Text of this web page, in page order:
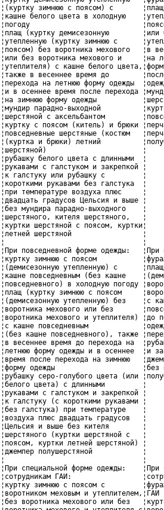
¦(куртку зимнюю с поясом) с
¦кашне белого цвета в холодную
¦погоду                           ¦поясом)
¦плащ (куртку демисезонную        ¦или
¦утепленную (куртку зимнюю с
¦поясом) без воротника мехового   ¦в
¦или без воротника мехового и
¦утеплителя) с кашне белого
¦также в весеннее время до
¦перехода на летнюю форму
¦и в осеннее время после перехода
¦на зимнюю форму одежды
¦мундир парадно-выходной
¦шерстяной с аксельбантом
¦куртку с поясом (китель) и брюки
¦повседневные шерстяные (костюм
¦(куртка и брюки) летний
¦шерстяной)
¦рубашку белого цвета с
¦рукавами с галстуком и
¦к галстуку или рубашку с
¦короткими рукавами без
¦при температуре воздуха
¦двадцать градусов Цельсия и
¦без мундира парадно-
¦шерстяного, кителя
¦куртки шерстяной с поясом,
¦летней шерстяной
¦                                 ¦
¦При повседневной форме одежды:
¦куртку зимнюю с поясом
¦(демисезонную утепленную) с
¦кашне повседневным (без кашне
¦повседневного) в холодную погоду
¦плащ (куртку зимнюю с поясом
¦(демисезонную утепленную) без    ¦с
¦воротника мехового или без
¦воротника мехового и утеплителя)
¦с кашне повседневным
¦(без кашне повседневного), также
¦в весеннее время до перехода на
¦летнюю форму одежды и в осеннее  ¦и
¦время после перехода на зимнюю
¦форму одежды
¦рубашку серо-голубого цвета (или
¦белого цвета) с длинными
¦рукавами с галстуком и
¦к галстуку (с короткими
¦без галстука) при
¦воздуха плюс двадцать
¦Цельсия и выше без кителя
¦шерстяного (куртки
¦поясом, куртки летней
¦джемпер полушерстяной
¦                                 ¦
¦При специальной форме одежды:
¦сотрудникам ГАИ:
¦куртку зимнюю с поясом с
¦воротником меховым и
¦без воротника мехового или без